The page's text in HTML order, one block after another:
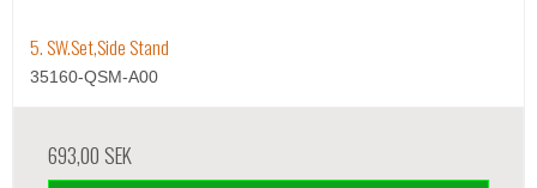
5. SW.Set,Side Stand
35160-QSM-A00
693,00 SEK